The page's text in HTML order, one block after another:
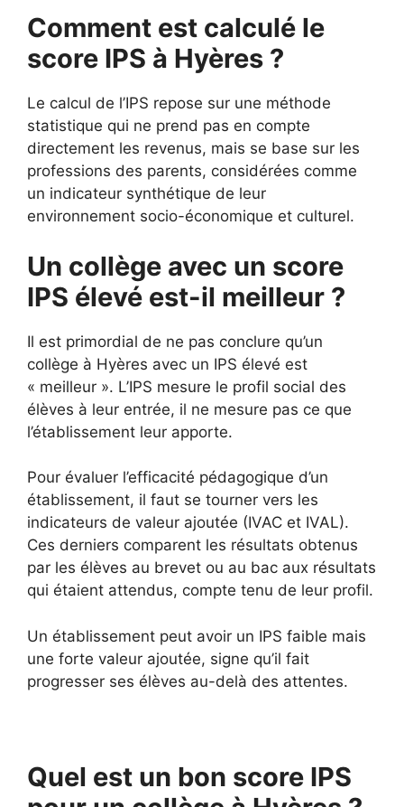
Comment est calculé le
score IPS à Hyères ?
Le calcul de l’IPS repose sur une méthode
statistique qui ne prend pas en compte
directement les revenus, mais se base sur les
professions des parents, considérées comme
un indicateur synthétique de leur
environnement socio-économique et culturel.
Un collège avec un score
IPS élevé est-il meilleur ?
Il est primordial de ne pas conclure qu’un
collège à Hyères avec un IPS élevé est
« meilleur ». L’IPS mesure le profil social des
élèves à leur entrée, il ne mesure pas ce que
l’établissement leur apporte.
Pour évaluer l’efficacité pédagogique d’un
établissement, il faut se tourner vers les
indicateurs de valeur ajoutée (IVAC et IVAL).
Ces derniers comparent les résultats obtenus
par les élèves au brevet ou au bac aux résultats
qui étaient attendus, compte tenu de leur profil.
Un établissement peut avoir un IPS faible mais
une forte valeur ajoutée, signe qu’il fait
progresser ses élèves au-delà des attentes.
Quel est un bon score IPS